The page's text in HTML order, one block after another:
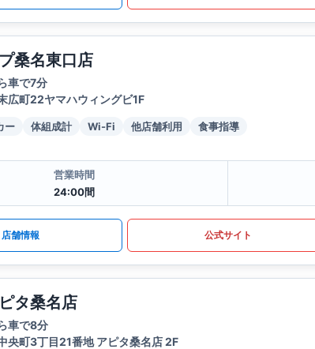
桑名東口店
車で7分
広町22ヤマハウィングビ1F
ー 体組成計 Wi-Fi 他店舗利用 食事指導
営業時間
24:00間
店舗情報 公式サイト
タ桑名店
車で8分
央町3丁目21番地 アピタ桑名店 2F